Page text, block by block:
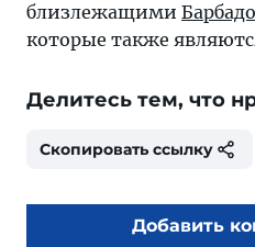
близлежащими
которые также
Делитесь тем, что
Скопировать ссылку
Добавить